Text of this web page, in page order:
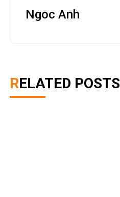
Ngoc Anh
RELATED POSTS